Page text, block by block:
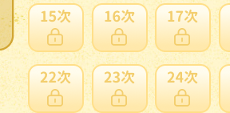
【中古】(非常に良い)
ラ SV-ME870-W 2011
賣家： iinex